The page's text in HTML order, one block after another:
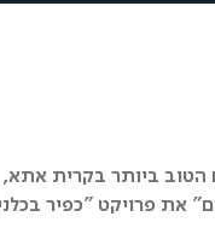
הטוב ביותר בקרית
את פרויקט "כפיר